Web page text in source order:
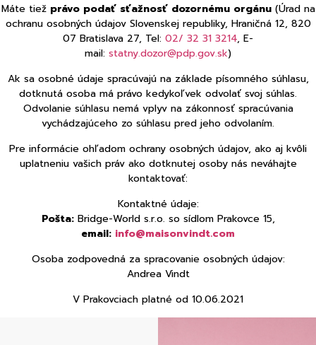
Máte tiež právo podať sťažnosť dozornému orgánu(Úrad na
ochranu osobných údajov Slovenskej republiky, Hraničná 12, 820
07 Bratislava 27, Tel: 02/ 32 31 3214, E-
mail: statny.dozor@pdp.gov.sk)
Ak sa osobné údaje spracúvajú na základe písomného súhlasu,
dotknutá osoba má právo kedykoľvek odvolať svoj súhlas.
Odvolanie súhlasu nemá vplyv na zákonnosť spracúvania
vychádzajúceho zo súhlasu pred jeho odvolaním.
Pre informácie ohľadom ochrany osobných údajov, ako aj kvôli
uplatneniu vašich práv ako dotknutej osoby nás neváhajte
kontaktovať:
Kontaktné údaje:
Pošta:Bridge-World s.r.o. so sídlom Prakovce 15,
email: info@maisonvindt.com
Osoba zodpovedná za spracovanie osobných údajov:
Andrea Vindt
V Prakovciach platné od 10.06.2021